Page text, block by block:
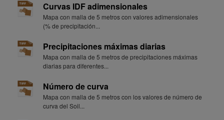
Curvas IDF adimensionales
Mapa con malla de 5 metros con valores adimensionales
(% de precipitación...
Precipitaciones máximas diarias
Mapa con malla de 5 metros de precipitaciones máximas
diarias para diferentes...
Número de curva
Mapa con malla de 5 metros con los valores de número de
curva del Soil...